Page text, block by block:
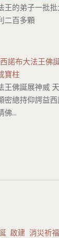
王的弟子一批
二百多顆
諾布大法王佛
寶柱
王佛誕展神威
密總持仰諤益
佛...
啟建 消災祈